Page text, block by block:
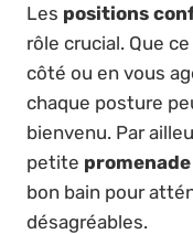
Les positions
rôle crucial. Que
côté ou en vous
chaque posture
bienvenu. Par
petite promenade
bon bain pour
désagréables.